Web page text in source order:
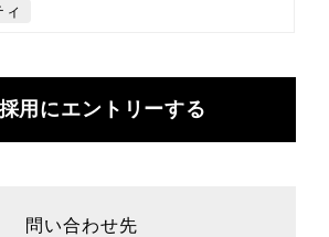
用にエントリーする
問い合わせ先